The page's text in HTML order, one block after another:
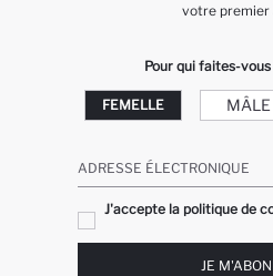
votre premier
Pour qui faites-
FEMELLE MÂLE
ADRESSE ÉLECTRONIQUE
J'accepte la politique de
JE